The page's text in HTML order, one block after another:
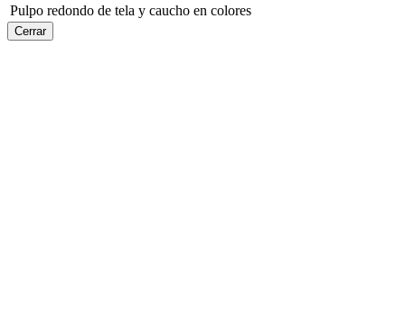
Pulpo redondo de tela y caucho en colores
Cerrar